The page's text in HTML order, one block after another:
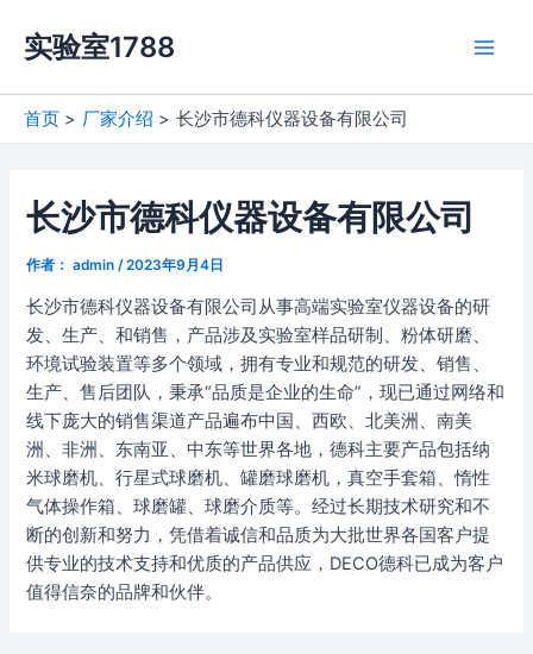
容
实验室1788
首页 厂家介绍 长沙市德科仪器设备有限公司
长沙市德科仪器设备有限公司
作者： admin /2023年9月4日
长沙市德科仪器设备有限公司从事高端实验室仪器设备的研
发、生产、和销售，产品涉及实验室样品研制、粉体研磨、
环境试验装置等多个领域，拥有专业和规范的研发、销售、
生产、售后团队，秉承“品质是企业的生命”，现已通过网络和
线下庞大的销售渠道产品遍布中国、西欧、北美洲、南美
洲、非洲、东南亚、中东等世界各地，德科主要产品包括纳
米球磨机、行星式球磨机、罐磨球磨机，真空手套箱、惰性
气体操作箱、球磨罐、球磨介质等。经过长期技术研究和不
断的创新和努力，凭借着诚信和品质为大批世界各国客户提
供专业的技术支持和优质的产品供应，DECO德科已成为客户
值得信奈的品牌和伙伴。